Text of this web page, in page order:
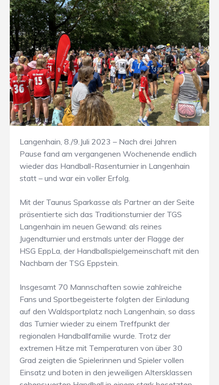
Langenhain, 8./9.Juli 2023 – Nach drei Jahren
Pause fand am vergangenen Wochenende endlich
wieder das Handball-Rasenturnier in Langenhain
statt – und war ein voller Erfolg.
Mit der Taunus Sparkasse als Partner an der Seite
präsentierte sich das Traditionsturnier der TGS
Langenhain im neuen Gewand: als reines
Jugendturnier und erstmals unter der Flagge der
HSG EppLa, der Handballspielgemeinschaft mit den
Nachbarn der TSG Eppstein.
Insgesamt 70 Mannschaften sowie zahlreiche
Fans und Sportbegeisterte folgten der Einladung
auf den Waldsportplatz nach Langenhain, so dass
das Turnier wieder zu einem Treffpunkt der
regionalen Handballfamilie wurde. Trotz der
extremen Hitze mit Temperaturen von über 30
Grad zeigten die Spielerinnen und Spieler vollen
Einsatz und boten in den jeweiligen Altersklassen